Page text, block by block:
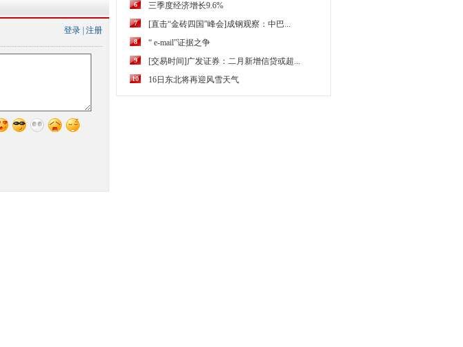
登录 注册
6 三季度经济增长9.6%
7 [直击“金砖四国”峰会]成钢观察：中巴...
8 “ e-mail”证据之争
9 [交易时间]广发证券：二月新增信贷或超...
10 16日东北将再迎风雪天气